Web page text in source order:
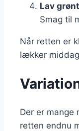
Lav
Smag til
Når retten er
lækker
Der er mange
retten endnu